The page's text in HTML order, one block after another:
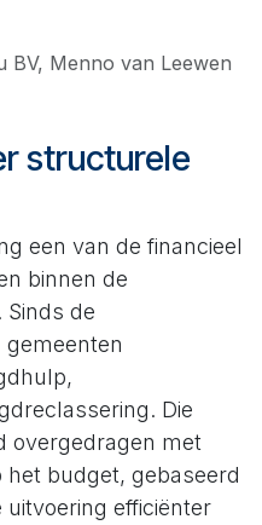
BV, Menno van Leewen
structurele
een van de financieel
binnen de
Sinds de
gemeenten
Die
overgedragen met
budget, gebaseerd
efficiënter